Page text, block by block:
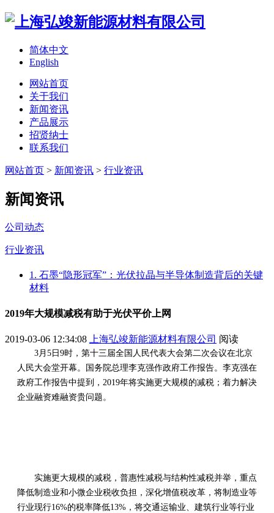
简体中文
English
网站首页
关于我们
新闻资讯
产品展示
招贤纳士
联系我们
网站首页 > 新闻资讯 > 行业资讯
新闻资讯
公司动态
行业资讯
1. 石墨“隐形冠军”：光伏拉晶与半导体制造背后的关键
材料
2019年大规模减税有助于光伏平价上网
2019-03-06 12:34:08 上海弘竣新能源材料有限公司 阅读
3月5日9时，第十三届全国人民代表大会第二次会议在北京
人民大会堂开幕。国务院总理李克强作政府工作报告。李克强在
政府工作报告中提到，2019年将实施更大规模的减税；着力解决
企业融资难融资贵问题。
实施更大规模的减税，普惠性减税与结构性减税并举，重点
降低制造业和小微企业税收负担，深化增值税改革，将制造业等
行业现行16%的税率降低13%，将交通运输业、建筑行业等行业